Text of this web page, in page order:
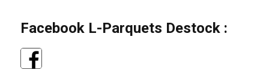
Facebook L-Parquets Destock :